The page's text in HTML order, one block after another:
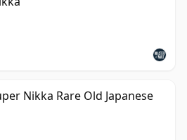
Nikka Rare Old Japanese